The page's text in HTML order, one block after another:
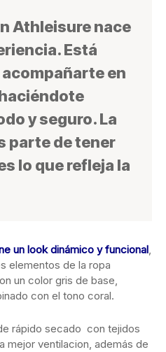
Athleisure nace
Está
en
y seguro. La
parte de tener
lo que refleja la
un look dinámico y funcional,
elementos de la ropa
un color gris de base,
con el tono coral.
rápido secado con tejidos
mejor ventilacion, además de